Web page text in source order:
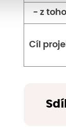
- z
Cíl